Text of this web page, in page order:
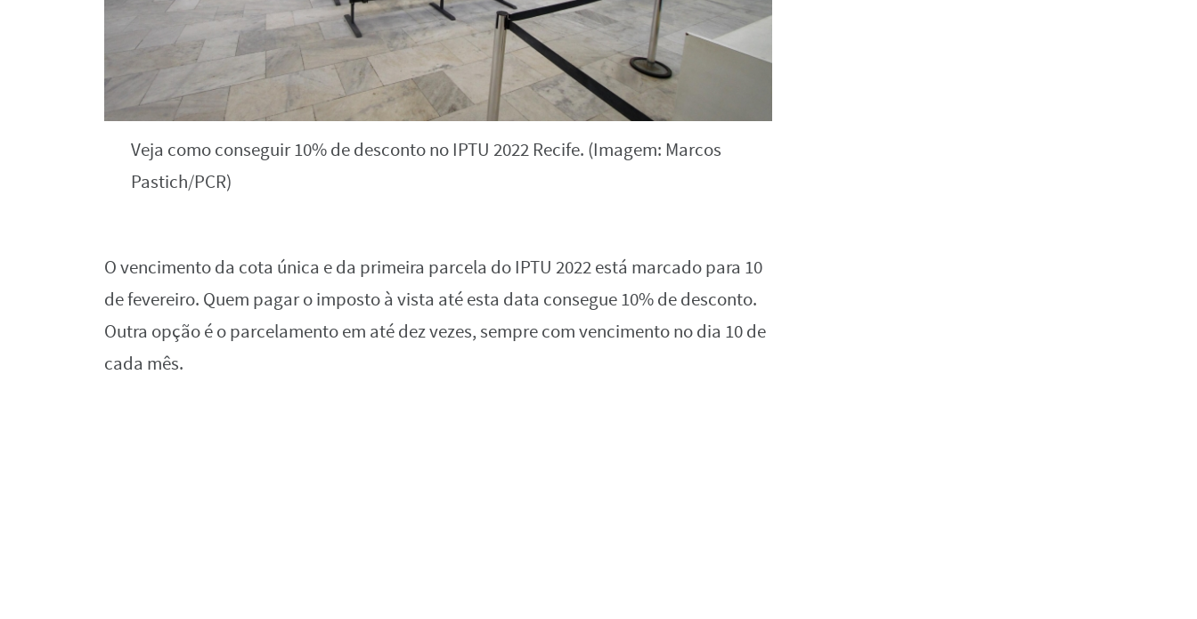
Veja como conseguir 10% de desconto no IPTU 2022 Recife. (Imagem: Marcos
Pastich/PCR)
O vencimento da cota única e da primeira parcela do IPTU 2022 está marcado para 10
de fevereiro. Quem pagar o imposto à vista até esta data consegue 10% de desconto.
Outra opção é o parcelamento em até dez vezes, sempre com vencimento no dia 10 de
cada mês.